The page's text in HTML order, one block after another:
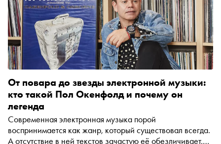
От повара до звезды электронной музыки:
кто такой Пол Окенфолд и почему он
легенда
Современная электронная музыка порой
воспринимается как жанр, который существовал всегда.
А отсутствие в ней текстов зачастую её обезличивает.